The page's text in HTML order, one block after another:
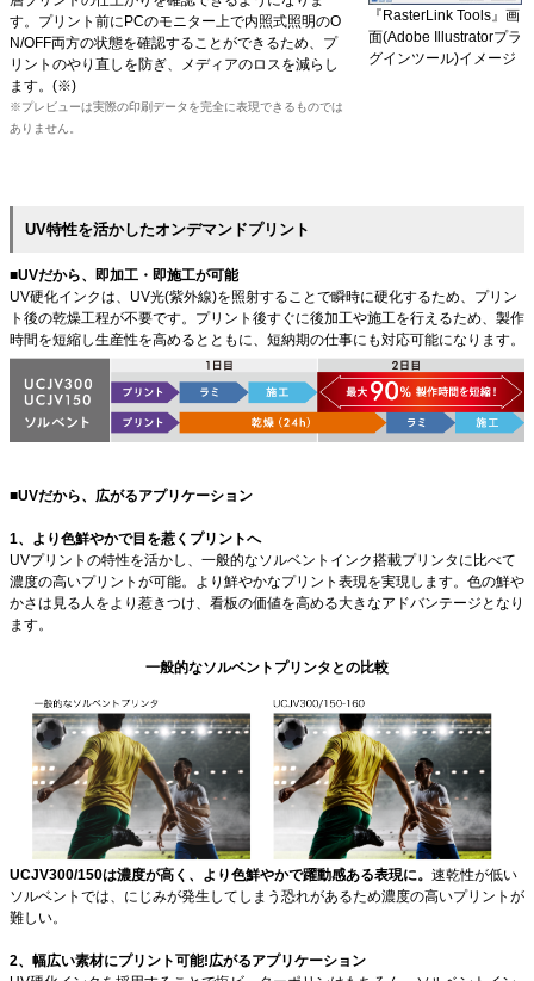
す。プリント前にPCのモニター上で内照式照明のO
N/OFF両方の状態を確認することができるため、プ
リントのやり直しを防ぎ、メディアのロスを減らし
ます。(※)
※プレビューは実際の印刷データを完全に表現できるものでは
ありません。
『RasterLink Tools』画
面(Adobe Illustratorプラ
グインツール)イメージ
UV特性を活かしたオンデマンドプリント
■UVだから、即加工・即施工が可能
UV硬化インクは、UV光(紫外線)を照射することで瞬時に硬化するため、プリン
ト後の乾燥工程が不要です。プリント後すぐに後加工や施工を行えるため、製作
時間を短縮し生産性を高めるとともに、短納期の仕事にも対応可能になります。
■UVだから、広がるアプリケーション
1、より色鮮やかで目を惹くプリントへ
UVプリントの特性を活かし、一般的なソルベントインク搭載プリンタに比べて
濃度の高いプリントが可能。より鮮やかなプリント表現を実現します。色の鮮や
かさは見る人をより惹きつけ、看板の価値を高める大きなアドバンテージとなり
ます。
一般的なソルベントプリンタとの比較
UCJV300/150は濃度が高く、より色鮮やかで躍動感ある表現に。 速乾性が低い
ソルベントでは、にじみが発生してしまう恐れがあるため濃度の高いプリントが
難しい。
2、幅広い素材にプリント可能!広がるアプリケーション